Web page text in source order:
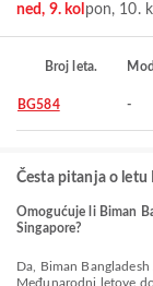
ned, 9. kol pon, 10.
Broj leta.
BG584 -
Česta pitanja o letu
Omogućuje li Biman
Singapore?
Da, Biman Bangladesh Airlines nudi dopuštenu količinu prtljage za Domaći &
Međunarodni letove